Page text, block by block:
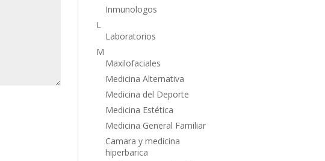
Inmunologos
L
Laboratorios
M
Maxilofaciales
Medicina Alternativa
Medicina del Deporte
Medicina Estética
Medicina General Familiar
Camara y medicina
hiperbarica